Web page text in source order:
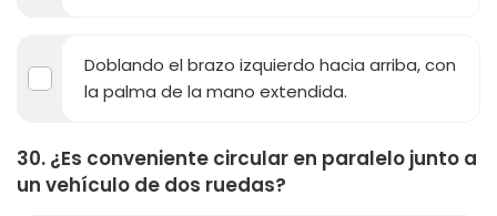
Doblando el brazo izquierdo hacia arriba, con
la palma de la mano extendida.
30. ¿Es conveniente circular en paralelo junto a
un vehículo de dos ruedas?